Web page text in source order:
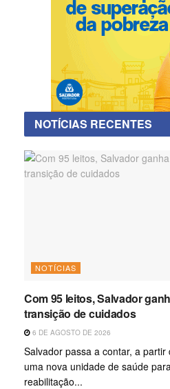
NOTÍCIAS RECENTES
NOTÍCIAS
Com 95 leitos, Salvador
transição de cuidados
6 DE AGOSTO DE 2026
Salvador passa a contar, a
uma nova unidade de saúde
reabilitação...